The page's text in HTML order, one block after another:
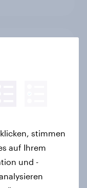
Ende
einig,
stimmen
auf Ihrem
und -